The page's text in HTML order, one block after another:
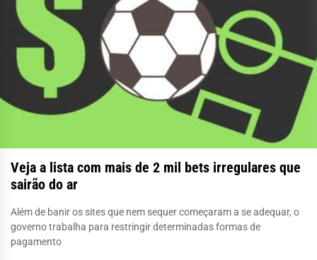
Veja a lista com mais de 2 mil bets irregulares que
sairão do ar
Além de banir os sites que nem sequer começaram a se adequar, o
governo trabalha para restringir determinadas formas de
pagamento